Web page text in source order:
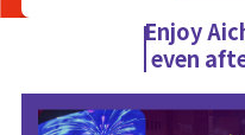
Enjoy
even